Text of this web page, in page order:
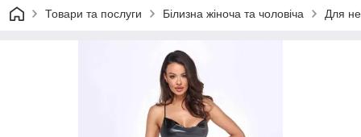
Товари та послуги Білизна жіноча та чоловіча Для